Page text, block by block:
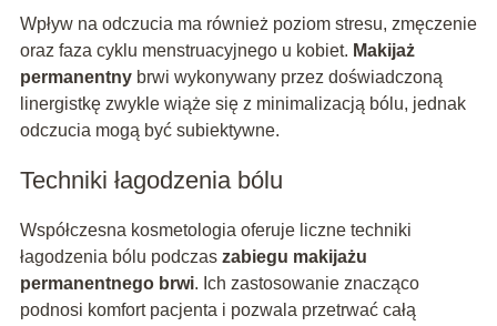
Wpływ na odczucia ma również poziom stresu, zmęczenie
oraz faza cyklu menstruacyjnego u kobiet. Makijaż
permanentnybrwi wykonywany przez doświadczoną
linergistkę zwykle wiąże się z minimalizacją bólu, jednak
odczucia mogą być subiektywne.
Techniki łagodzenia bólu
Współczesna kosmetologia oferuje liczne techniki
łagodzenia bólu podczas zabiegu makijażu
permanentnego brwi. Ich zastosowanie znacząco
podnosi komfort pacjenta i pozwala przetrwać całą